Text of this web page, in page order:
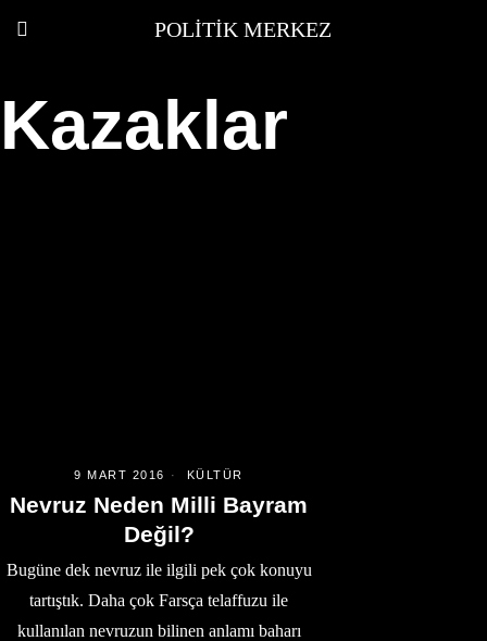
POLITIK MERKEZ
Kazaklar
9 MART 2016 KÜLTÜR
Nevruz Neden Milli Bayram
Değil?
Bugüne dek nevruz ile ilgili pek çok konuyu
tartıştık. Daha çok Farsça telaffuzu ile
kullanılan nevruzun bilinen anlamı baharı